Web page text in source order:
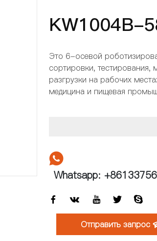
KW1004B-
Это 6-осевой
сортировки,
разгрузки на рабочих
медицина и пищевая

Whatsapp:
    
Отправить запрос